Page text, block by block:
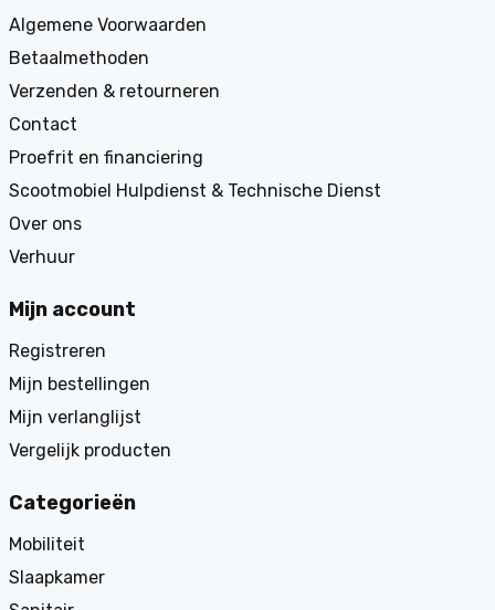
Algemene Voorwaarden
Betaalmethoden
Verzenden & retourneren
Contact
Proefrit en financiering
Scootmobiel Hulpdienst & Technische Dienst
Over ons
Verhuur
Mijn account
Registreren
Mijn bestellingen
Mijn verlanglijst
Vergelijk producten
Categorieën
Mobiliteit
Slaapkamer